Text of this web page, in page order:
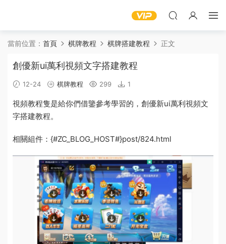
當前位置： 首頁 棋牌教程 棋牌搭建教程 正文
創優新ui萬利視頻文字搭建教程
12-24 棋牌教程 299 1
視頻教程隻是給你們借鑒參考學習的，創優新ui萬利視頻文
字搭建教程。
相關組件 ： {#ZC_BLOG_HOST#}post/824.html